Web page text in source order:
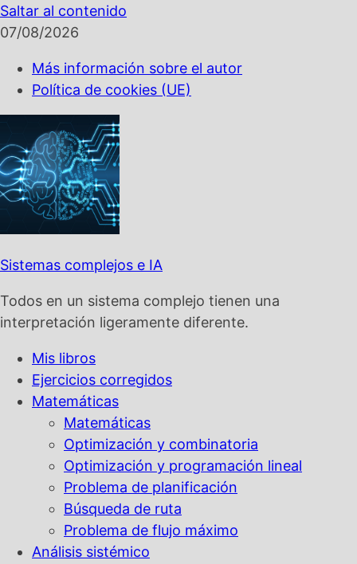
Saltar al contenido
07/08/2026
Más información sobre el autor
Política de cookies (UE)
Sistemas complejos e IA
Todos en un sistema complejo tienen una
interpretación ligeramente diferente.
Mis libros
Ejercicios corregidos
Matemáticas
Matemáticas
Optimización y combinatoria
Optimización y programación lineal
Problema de planificación
Búsqueda de ruta
Problema de flujo máximo
Análisis sistémico